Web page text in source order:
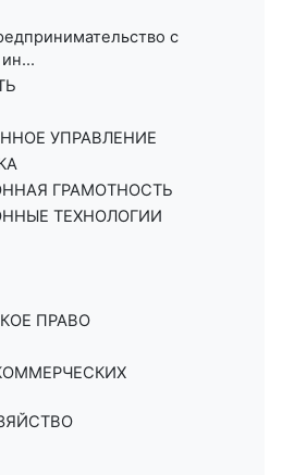
с
УПРАВЛЕНИЕ
ГРАМОТНОСТЬ
ТЕХНОЛОГИИ
ПРАВО